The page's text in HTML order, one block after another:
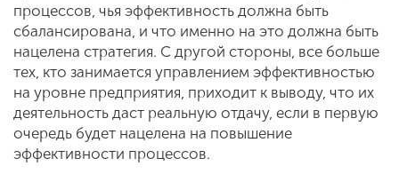
процессов, чья эффективность должна быть
сбалансирована, и что именно на это должна быть
нацелена стратегия. С другой стороны, все больше
тех, кто занимается управлением эффективностью
на уровне предприятия, приходит к выводу, что их
деятельность даст реальную отдачу, если в первую
очередь будет нацелена на повышение
эффективности процессов.